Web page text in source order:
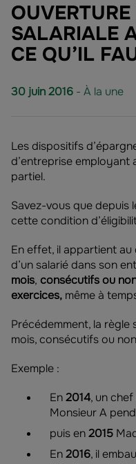
OUVERTURE
SALARIALE
CE QU’IL
30 juin 2016 - À la une
Les dispositifs
d’entreprise employant
partiel.
Savez-vous que depuis
cette condition
En effet, il appartient
d’un salarié dans son
mois, consécutifs ou
exercices, même à
Précédemment, la règle
mois, consécutifs ou
Exemple :
En2014, un
Monsieur A
puis en2015
En2016, il